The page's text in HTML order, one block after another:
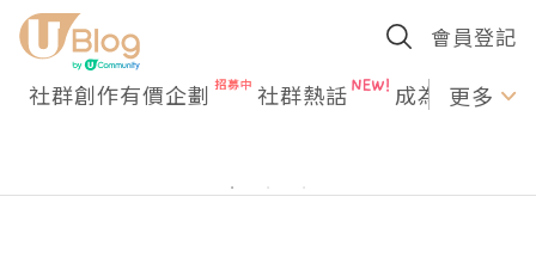
會員登記
社群創作有價企劃 社群熱話 成為U更多